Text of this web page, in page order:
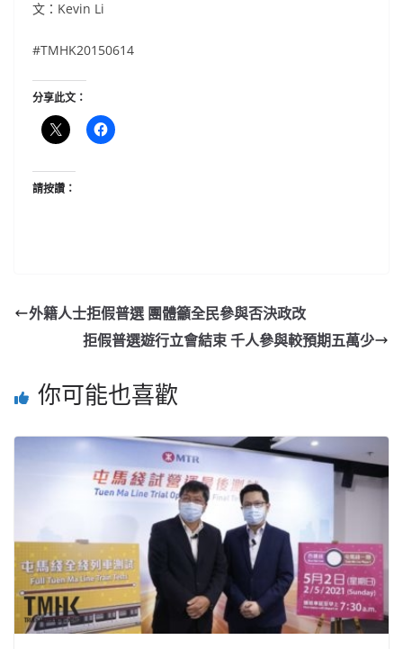
文：Kevin Li
#TMHK20150614
分享此文：
請按讚：
外籍人士拒假普選 團體籲全民參與否決政改
拒假普選遊行立會結束 千人參與較預期五萬少
你可能也喜歡